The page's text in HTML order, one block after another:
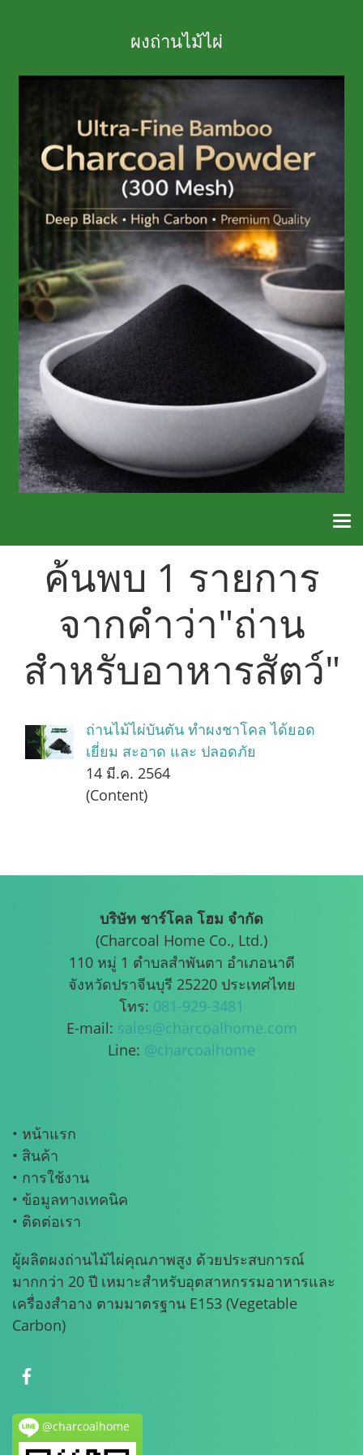
ผงถ่านไม้ไผ่
ค้นพบ 1 รายการ
จากคำว่า"ถ่าน
สำหรับอาหารสัตว์"
ถ่านไม้ไผ่บันตัน ทำผงชาโคล ได้ยอด
เยี่ยม สะอาด และ ปลอดภัย
14 มี.ค. 2564
(Content)
บริษัท ชาร์โคล โฮม จำกัด
(Charcoal Home Co., Ltd.)
110 หมู่ 1 ตำบลสำพันตา อำเภอนาดี
จังหวัดปราจีนบุรี 25220 ประเทศไทย
โทร: 081-929-3481
E-mail: sales@charcoalhome.com
Line: @charcoalhome
• หน้าแรก
• สินค้า
• การใช้งาน
• ข้อมูลทางเทคนิค
• ติดต่อเรา
ผู้ผลิตผงถ่านไม้ไผ่คุณภาพสูง ด้วยประสบการณ์
มากกว่า 20 ปี เหมาะสำหรับอุตสาหกรรมอาหารและ
เครื่องสำอาง ตามมาตรฐาน E153 (Vegetable
Carbon)
@charcoalhome